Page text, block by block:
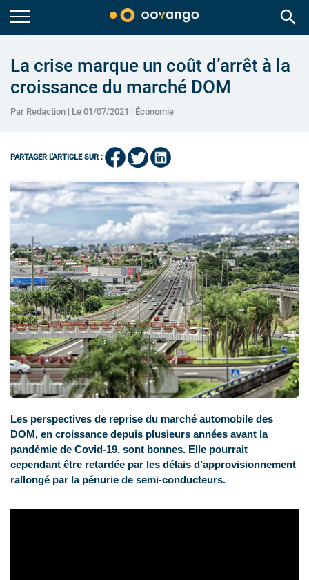
search
La crise marque un coût d’arrêt à la
croissance du marché DOM
Par Redaction | Le 01/07/2021 | Économie
PARTAGER L'ARTICLE SUR :
Les perspectives de reprise du marché automobile des
DOM, en croissance depuis plusieurs années avant la
pandémie de Covid-19, sont bonnes. Elle pourrait
cependant être retardée par les délais d’approvisionnement
rallongé par la pénurie de semi-conducteurs.